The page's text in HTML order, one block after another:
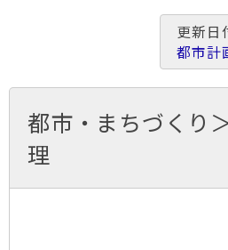
更新
都市計
都市・まちづくり
理